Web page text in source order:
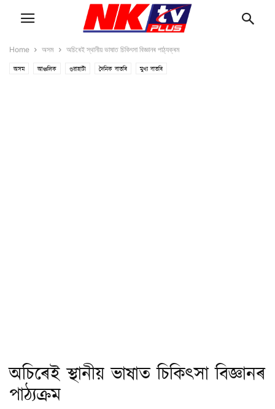
Home অসম অচিৰেই স্থানীয় ভাষাত চিকিৎসা বিজ্ঞানৰ পাঠ্যক্ৰম
অসম আঞ্চলিক গুৱাহাটী দৈনিক বাতৰি মুখ্য বাতৰি
অচিৰেই স্থানীয় ভাষাত চিকিৎসা বিজ্ঞানৰ
পাঠ্যক্ৰম